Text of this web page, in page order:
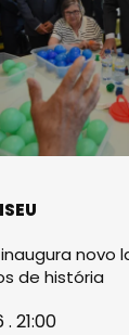
novo
de história
21:00